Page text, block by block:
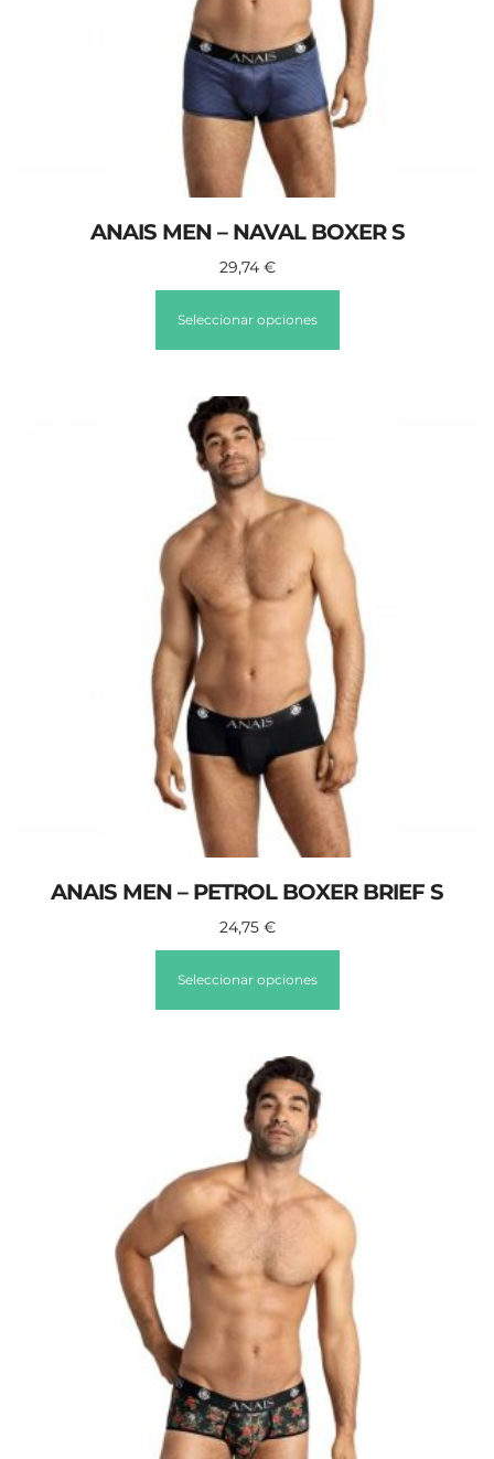
ANAIS MEN – NAVAL BOXER S
29,74 €
Seleccionar opciones
ANAIS MEN – PETROL BOXER BRIEF S
24,75 €
Seleccionar opciones